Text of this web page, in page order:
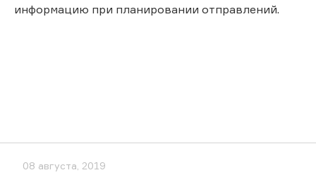
информацию при планировании отправлений.
08 августа, 2019